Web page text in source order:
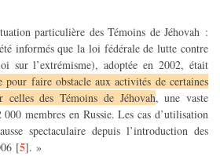
particulière des Témoins de Jéhovah :
informés que la loi fédérale de lutte contre
sur l’extrémisme), adoptée en 2002, était
pour faire obstacle aux activités de certaines
des Témoins de Jéhovah, une vaste
membres en Russie. Les cas d’utilisation
spectaculaire depuis l’introduction des
[5]. »